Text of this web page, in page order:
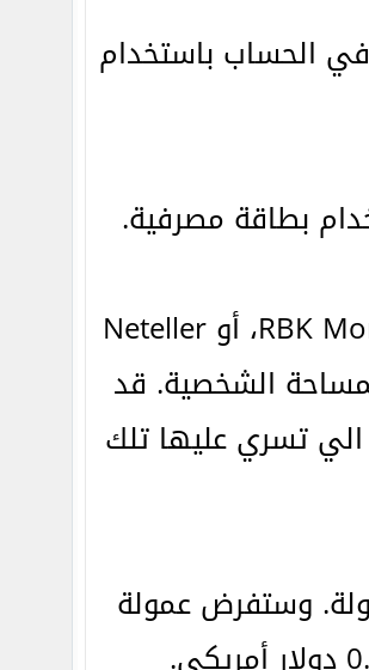
الحساب باستخدام
3- في حال استخدام تحويل بنكي أو Moneybookers، أو CashU، أو RBK Money، أو Neteller
الشخصية. قد
تسري عليها تلك
عمولة. وستفرض عمولة